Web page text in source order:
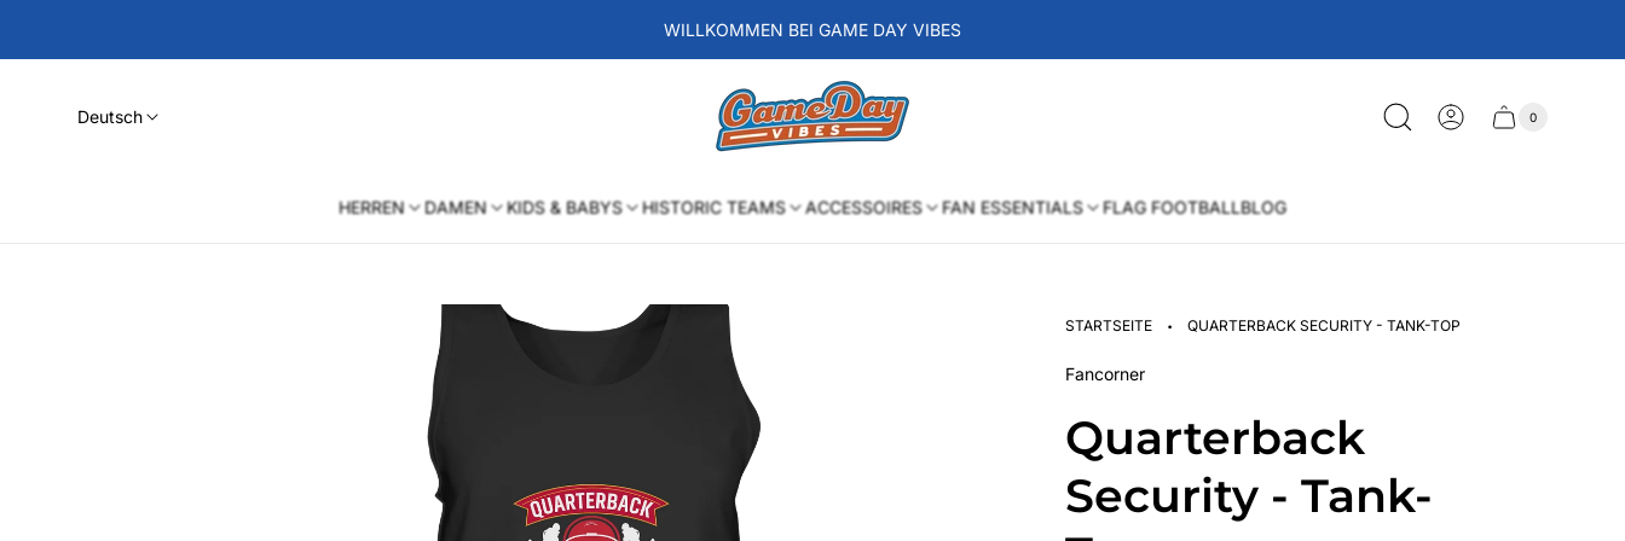
WILLKOMMEN BEI GAME DAY VIBES
Deutsch
Laden-
Logo
Schublade
Anzahl
0
HERREN DAMEN KIDS & BABYS HISTORIC TEAMS ACCESSOIRES FAN ESSENTIALS FLAG FOOTBALLBLOG
STARTSEITE · QUARTERBACK SECURITY - TANK-TOP
Fancorner
Quarterback
Security - Tank-